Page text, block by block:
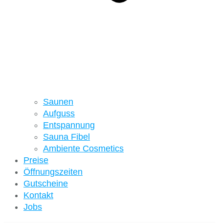
Saunen
Aufguss
Entspannung
Sauna Fibel
Ambiente Cosmetics
Preise
Öffnungszeiten
Gutscheine
Kontakt
Jobs